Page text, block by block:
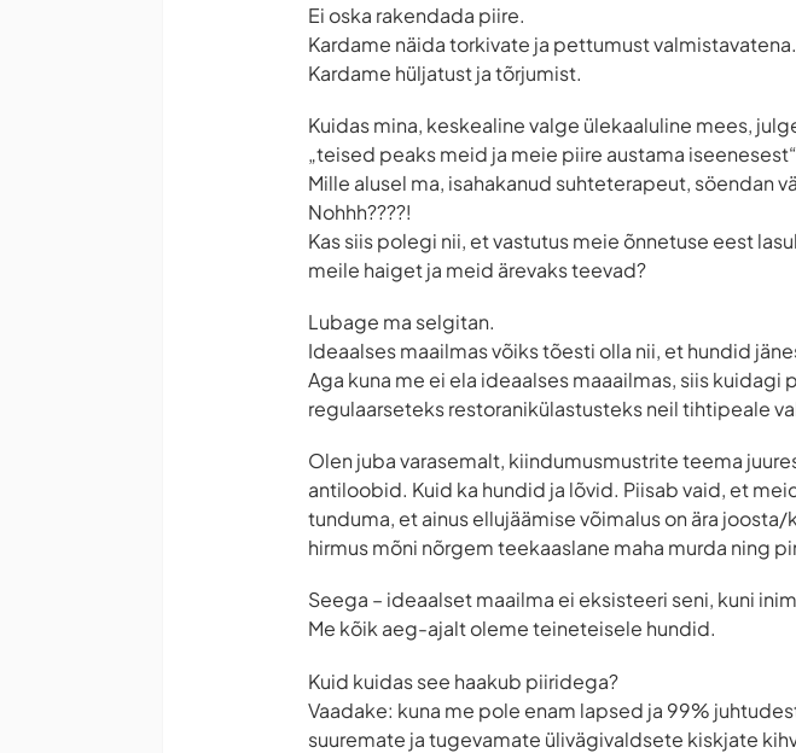
Ei oska rakendada piire.
Kardame näida torkivate ja pettumust valmistavatena.
Kardame hüljatust ja tõrjumist.
Kuidas mina, keskealine valge ülekaaluline mees,
„teised peaks meid ja meie piire austama
Mille alusel ma, isahakanud suhteterapeut, söendan
Nohhh????!
Kas siis polegi nii, et vastutus meie õnnetuse eest
meile haiget ja meid ärevaks teevad?
Lubage ma selgitan.
Ideaalses maailmas võiks tõesti olla nii, et hundid
Aga kuna me ei ela ideaalses maaailmas, siis kuidagi
regulaarseteks restoranikülastusteks neil tihtipeale
Olen juba varasemalt, kiindumusmustrite teema
antiloobid. Kuid ka hundid ja lõvid. Piisab vaid, et
tunduma, et ainus ellujäämise võimalus on ära
hirmus mõni nõrgem teekaaslane maha murda ning
Seega – ideaalset maailma ei eksisteeri seni, kuni
Me kõik aeg-ajalt oleme teineteisele hundid.
Kuid kuidas see haakub piiridega?
Vaadake: kuna me pole enam lapsed ja 99%
suuremate ja tugevamate ülivägivaldsete kiskjate